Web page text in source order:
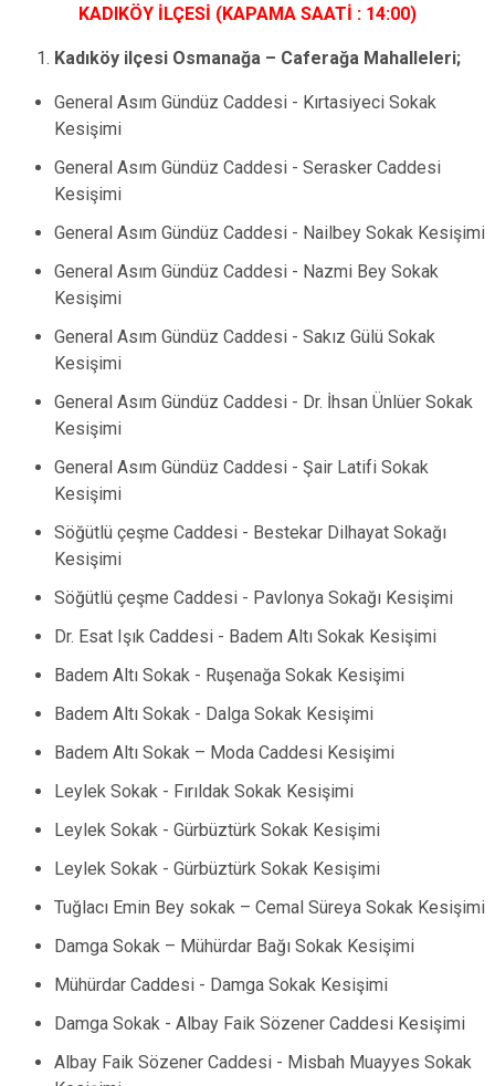
KADIKÖY İLÇESİ (KAPAMA SAATİ : 14:00)
Kadıköy ilçesi Osmanağa – Caferağa Mahalleleri;
General Asım Gündüz Caddesi - Kırtasiyeci Sokak
Kesişimi
General Asım Gündüz Caddesi - Serasker Caddesi
Kesişimi
General Asım Gündüz Caddesi - Nailbey Sokak Kesişimi
General Asım Gündüz Caddesi - Nazmi Bey Sokak
Kesişimi
General Asım Gündüz Caddesi - Sakız Gülü Sokak
Kesişimi
General Asım Gündüz Caddesi - Dr. İhsan Ünlüer Sokak
Kesişimi
General Asım Gündüz Caddesi - Şair Latifi Sokak
Kesişimi
Söğütlü çeşme Caddesi - Bestekar Dilhayat Sokağı
Kesişimi
Söğütlü çeşme Caddesi - Pavlonya Sokağı Kesişimi
Dr. Esat Işık Caddesi - Badem Altı Sokak Kesişimi
Badem Altı Sokak - Ruşenağa Sokak Kesişimi
Badem Altı Sokak - Dalga Sokak Kesişimi
Badem Altı Sokak – Moda Caddesi Kesişimi
Leylek Sokak - Fırıldak Sokak Kesişimi
Leylek Sokak - Gürbüztürk Sokak Kesişimi
Leylek Sokak - Gürbüztürk Sokak Kesişimi
Tuğlacı Emin Bey sokak – Cemal Süreya Sokak Kesişimi
Damga Sokak – Mühürdar Bağı Sokak Kesişimi
Mühürdar Caddesi - Damga Sokak Kesişimi
Damga Sokak - Albay Faik Sözener Caddesi Kesişimi
Albay Faik Sözener Caddesi - Misbah Muayyes Sokak